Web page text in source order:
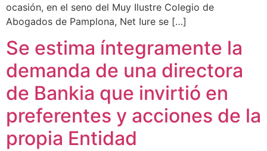
ocasión, en el seno del Muy Ilustre Colegio de
Abogados de Pamplona, Net Iure se […]
Se estima íntegramente la
demanda de una directora
de Bankia que invirtió en
preferentes y acciones de la
propia Entidad